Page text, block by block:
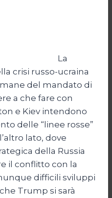
La
crisi russo-ucraina
del mandato di
a che fare con
e Kiev intendono
delle “linee rosse”
lato, dove
della Russia
il conflitto con la
difficili sviluppi
Trump si sarà